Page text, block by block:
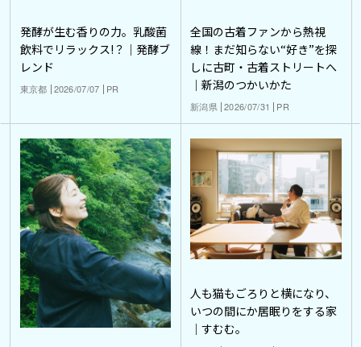
発酵が生む香りの力。乳酸菌
飲料でリラックス!？｜発酵ブ
レンド
東京都 2026/07/07 PR
全国の古着ファンから熱視
線！まだ知らない“好き”を探
しに古町・古着ストリートへ
｜新潟のつかいかた
新潟県 2026/07/31 PR
人も猫もごろりと横になり、
いつの間にか居眠りをする家
｜すむむ。